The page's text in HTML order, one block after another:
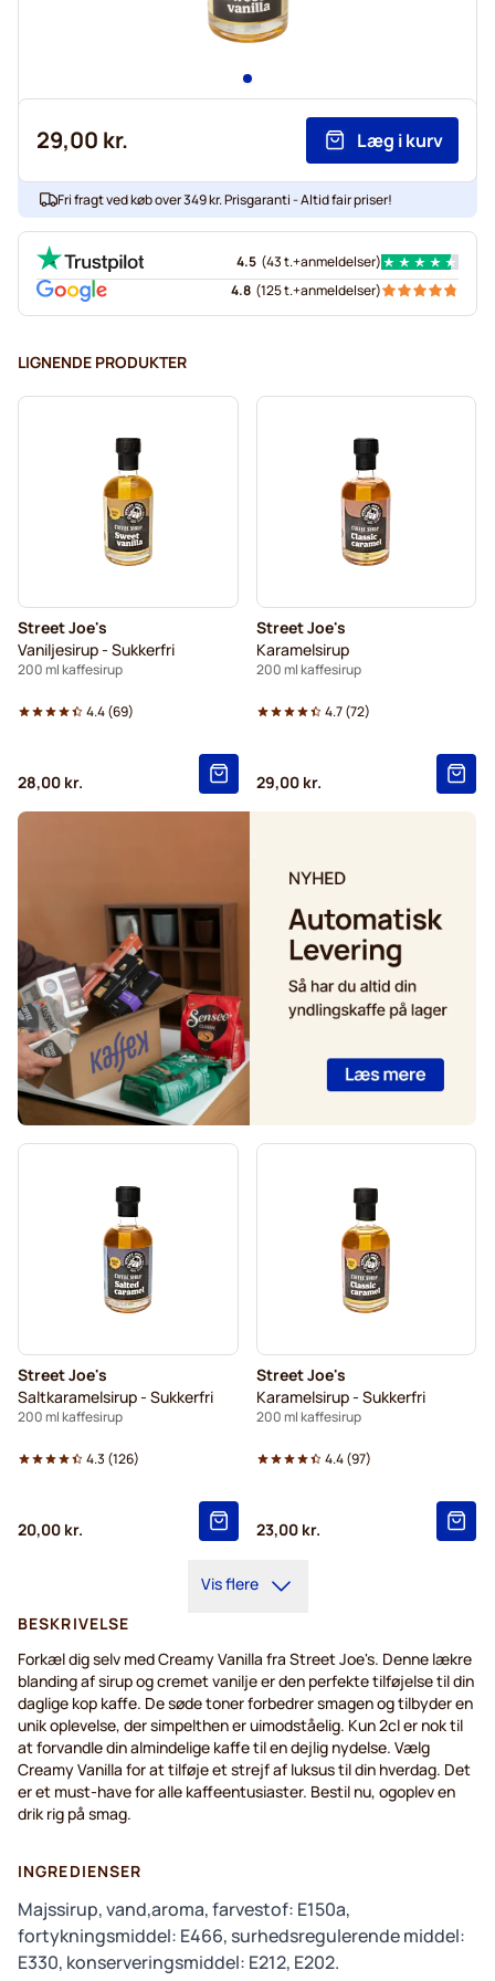
29,00 kr. Læg i kurv
Fri fragt ved køb over 349 kr. Prisgaranti - Altid fair priser!
4.5 (43 t.+anmeldelser)
4.8 (125 t.+anmeldelser)
LIGNENDE PRODUKTER
Street Joe's
Vaniljesirup - Sukkerfri
200 ml kaffesirup
4.4(69)
28,00 kr.
Street Joe's
Karamelsirup
200 ml kaffesirup
4.7(72)
29,00 kr.
Street Joe's
Saltkaramelsirup - Sukkerfri
200 ml kaffesirup
4.3 (126)
20,00 kr.
Street Joe's
Karamelsirup - Sukkerfri
200 ml kaffesirup
4.4(97)
23,00 kr.
Vis flere
BESKRIVELSE
Forkæl dig selv med Creamy Vanilla fra Street Joe's. Denne lækre
blanding af sirup og cremet vanilje er den perfekte tilføjelse til din
daglige kop kaffe. De søde toner forbedrer smagen og tilbyder en
unik oplevelse, der simpelthen er uimodståelig. Kun 2cl er nok til
at forvandle din almindelige kaffe til en dejlig nydelse. Vælg
Creamy Vanilla for at tilføje et strejf af luksus til din hverdag. Det
er et must-have for alle kaffeentusiaster. Bestil nu, ogoplev en
drik rig på smag.
INGREDIENSER
Majssirup, vand,aroma, farvestof: E150a,
fortykningsmiddel: E466, surhedsregulerende middel:
E330, konserveringsmiddel: E212, E202.